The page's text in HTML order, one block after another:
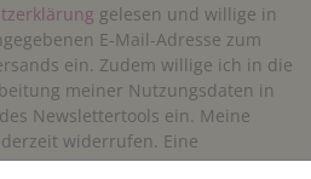
gelesen und willige in
E-Mail-Adresse zum
ein. Zudem willige ich in die
meiner Nutzungsdaten in
Newslettertools ein. Meine
widerrufen. Eine
ist jederzeit möglich.**